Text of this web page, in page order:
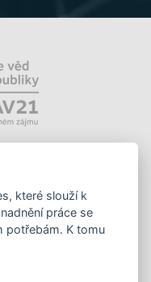
které slouží k
práce se
potřebám. K tomu